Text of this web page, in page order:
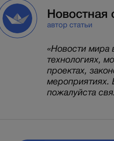
Новостная
автор статьи
«Новости
технологиях,
проектах,
мероприятиях.
пожалуйста